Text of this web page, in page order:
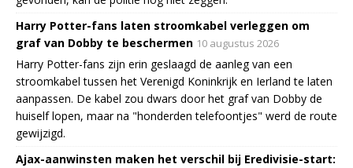
Harry Potter-fans laten stroomkabel verleggen om
graf van Dobby te beschermen 10 augustus 2026
Harry Potter-fans zijn erin geslaagd de aanleg van een
stroomkabel tussen het Verenigd Koninkrijk en Ierland te laten
aanpassen. De kabel zou dwars door het graf van Dobby de
huiself lopen, maar na "honderden telefoontjes" werd de route
gewijzigd.
Ajax-aanwinsten maken het verschil bij Eredivisie-start: